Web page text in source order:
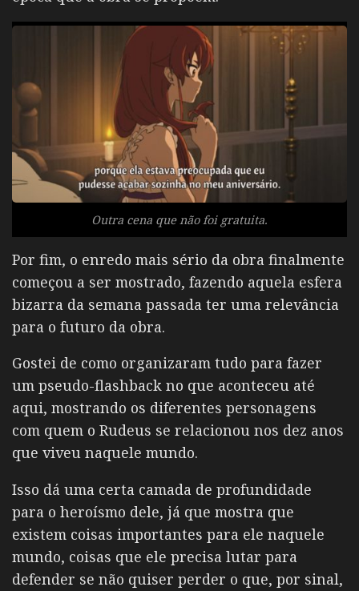
Outra cena que não foi gratuita.
Por fim, o enredo mais sério da obra finalmente
começou a ser mostrado, fazendo aquela esfera
bizarra da semana passada ter uma relevância
para o futuro da obra.
Gostei de como organizaram tudo para fazer
um pseudo-flashback no que aconteceu até
aqui, mostrando os diferentes personagens
com quem o Rudeus se relacionou nos dez anos
que viveu naquele mundo.
Isso dá uma certa camada de profundidade
para o heroísmo dele, já que mostra que
existem coisas importantes para ele naquele
mundo, coisas que ele precisa lutar para
defender se não quiser perder o que, por sinal,